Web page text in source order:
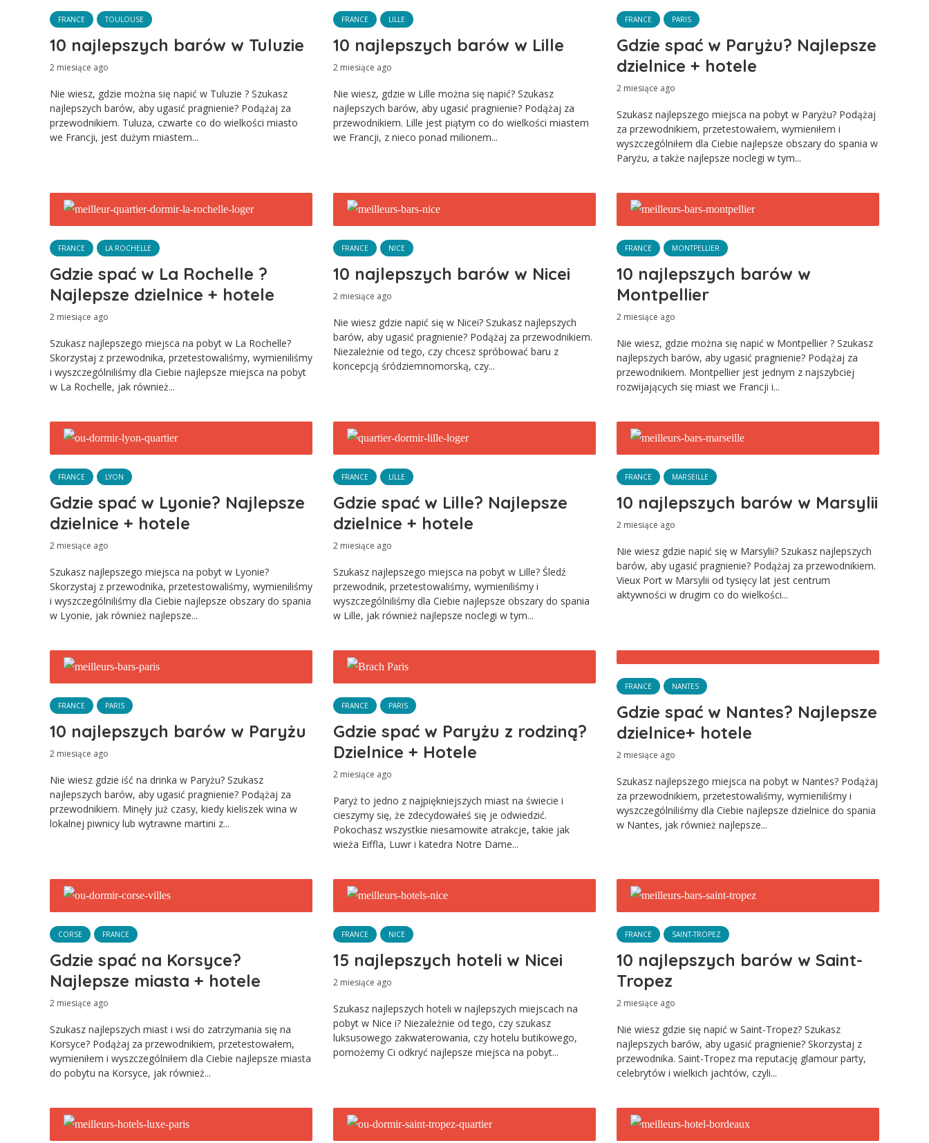
FRANCE TOULOUSE
10 najlepszych barów w Tuluzie
2 miesiące ago
Nie wiesz, gdzie można się napić w Tuluzie ? Szukasz
najlepszych barów, aby ugasić pragnienie? Podążaj za
przewodnikiem. Tuluza, czwarte co do wielkości miasto
we Francji, jest dużym miastem...
FRANCE LILLE
10 najlepszych barów w Lille
2 miesiące ago
Nie wiesz, gdzie w Lille można się napić? Szukasz
najlepszych barów, aby ugasić pragnienie? Podążaj za
przewodnikiem. Lille jest piątym co do wielkości miastem
we Francji, z nieco ponad milionem...
FRANCE PARIS
Gdzie spać w Paryżu? Najlepsze
dzielnice + hotele
2 miesiące ago
Szukasz najlepszego miejsca na pobyt w Paryżu? Podążaj
za przewodnikiem, przetestowałem, wymieniłem i
wyszczególniłem dla Ciebie najlepsze obszary do spania w
Paryżu, a także najlepsze noclegi w tym...
FRANCE LA ROCHELLE
Gdzie spać w La Rochelle ?
Najlepsze dzielnice + hotele
2 miesiące ago
Szukasz najlepszego miejsca na pobyt w La Rochelle?
Skorzystaj z przewodnika, przetestowaliśmy, wymieniliśmy
i wyszczególniliśmy dla Ciebie najlepsze miejsca na pobyt
w La Rochelle, jak również...
FRANCE NICE
10 najlepszych barów w Nicei
2 miesiące ago
Nie wiesz gdzie napić się w Nicei? Szukasz najlepszych
barów, aby ugasić pragnienie? Podążaj za przewodnikiem.
Niezależnie od tego, czy chcesz spróbować baru z
koncepcją śródziemnomorską, czy...
FRANCE MONTPELLIER
10 najlepszych barów w
Montpellier
2 miesiące ago
Nie wiesz, gdzie można się napić w Montpellier ? Szukasz
najlepszych barów, aby ugasić pragnienie? Podążaj za
przewodnikiem. Montpellier jest jednym z najszybciej
rozwijających się miast we Francji i...
FRANCE LYON
Gdzie spać w Lyonie? Najlepsze
dzielnice + hotele
2 miesiące ago
Szukasz najlepszego miejsca na pobyt w Lyonie?
Skorzystaj z przewodnika, przetestowaliśmy, wymieniliśmy
i wyszczególniliśmy dla Ciebie najlepsze obszary do spania
w Lyonie, jak również najlepsze...
FRANCE LILLE
Gdzie spać w Lille? Najlepsze
dzielnice + hotele
2 miesiące ago
Szukasz najlepszego miejsca na pobyt w Lille? Śledź
przewodnik, przetestowaliśmy, wymieniliśmy i
wyszczególniliśmy dla Ciebie najlepsze obszary do spania
w Lille, jak również najlepsze noclegi w tym...
FRANCE MARSEILLE
10 najlepszych barów w Marsylii
2 miesiące ago
Nie wiesz gdzie napić się w Marsylii? Szukasz najlepszych
barów, aby ugasić pragnienie? Podążaj za przewodnikiem.
Vieux Port w Marsylii od tysięcy lat jest centrum
aktywności w drugim co do wielkości...
FRANCE PARIS
10 najlepszych barów w Paryżu
2 miesiące ago
Nie wiesz gdzie iść na drinka w Paryżu? Szukasz
najlepszych barów, aby ugasić pragnienie? Podążaj za
przewodnikiem. Minęły już czasy, kiedy kieliszek wina w
lokalnej piwnicy lub wytrawne martini z...
FRANCE PARIS
Gdzie spać w Paryżu z rodziną?
Dzielnice + Hotele
2 miesiące ago
Paryż to jedno z najpiękniejszych miast na świecie i
cieszymy się, że zdecydowałeś się je odwiedzić.
Pokochasz wszystkie niesamowite atrakcje, takie jak
wieża Eiffla, Luwr i katedra Notre Dame...
FRANCE NANTES
Gdzie spać w Nantes? Najlepsze
dzielnice+ hotele
2 miesiące ago
Szukasz najlepszego miejsca na pobyt w Nantes? Podążaj
za przewodnikiem, przetestowaliśmy, wymieniliśmy i
wyszczególniliśmy dla Ciebie najlepsze dzielnice do spania
w Nantes, jak również najlepsze...
CORSE FRANCE
Gdzie spać na Korsyce?
Najlepsze miasta + hotele
2 miesiące ago
Szukasz najlepszych miast i wsi do zatrzymania się na
Korsyce? Podążaj za przewodnikiem, przetestowałem,
wymieniłem i wyszczególniłem dla Ciebie najlepsze miasta
do pobytu na Korsyce, jak również...
FRANCE NICE
15 najlepszych hoteli w Nicei
2 miesiące ago
Szukasz najlepszych hoteli w najlepszych miejscach na
pobyt w Nice i? Niezależnie od tego, czy szukasz
luksusowego zakwaterowania, czy hotelu butikowego,
pomożemy Ci odkryć najlepsze miejsca na pobyt...
FRANCE SAINT-TROPEZ
10 najlepszych barów w Saint-
Tropez
2 miesiące ago
Nie wiesz gdzie się napić w Saint-Tropez? Szukasz
najlepszych barów, aby ugasić pragnienie? Skorzystaj z
przewodnika. Saint-Tropez ma reputację glamour party,
celebrytów i wielkich jachtów, czyli...